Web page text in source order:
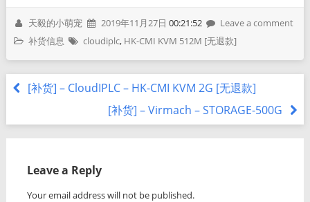
天毅的小萌宠 2019年11月27日 00:21:52
Leave a comment
补货信息
cloudiplc, HK-CMI KVM 512M [无退款]
[补货] – CloudIPLC – HK-CMI KVM 2G [无退款]
[补货] – Virmach – STORAGE-500G
Leave a Reply
Your email address will not be published.